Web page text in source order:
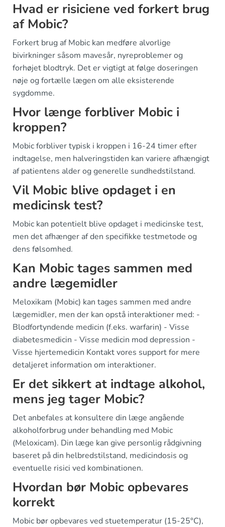
Hvad er risiciene ved forkert brug
af Mobic?
Forkert brug af Mobic kan medføre alvorlige
bivirkninger såsom mavesår, nyreproblemer og
forhøjet blodtryk. Det er vigtigt at følge doseringen
nøje og fortælle lægen om alle eksisterende
sygdomme.
Hvor længe forbliver Mobic i
kroppen?
Mobic forbliver typisk i kroppen i 16-24 timer efter
indtagelse, men halveringstiden kan variere afhængigt
af patientens alder og generelle sundhedstilstand.
Vil Mobic blive opdaget i en
medicinsk test?
Mobic kan potentielt blive opdaget i medicinske test,
men det afhænger af den specifikke testmetode og
dens følsomhed.
Kan Mobic tages sammen med
andre lægemidler
Meloxikam (Mobic) kan tages sammen med andre
lægemidler, men der kan opstå interaktioner med: -
Blodfortyndende medicin (f.eks. warfarin) - Visse
diabetesmedicin - Visse medicin mod depression -
Visse hjertemedicin Kontakt vores support for mere
detaljeret information om interaktioner.
Er det sikkert at indtage alkohol,
mens jeg tager Mobic?
Det anbefales at konsultere din læge angående
alkoholforbrug under behandling med Mobic
(Meloxicam). Din læge kan give personlig rådgivning
baseret på din helbredstilstand, medicindosis og
eventuelle risici ved kombinationen.
Hvordan bør Mobic opbevares
korrekt
Mobic bør opbevares ved stuetemperatur (15-25°C),